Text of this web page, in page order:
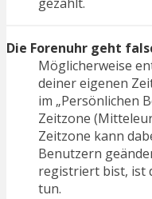
Die Forenuhr geht
Möglicherweise
deiner eigenen
im „Persönlichen
Zeitzone
Zeitzone kann
Benutzern
registriert bist, ist
tun.